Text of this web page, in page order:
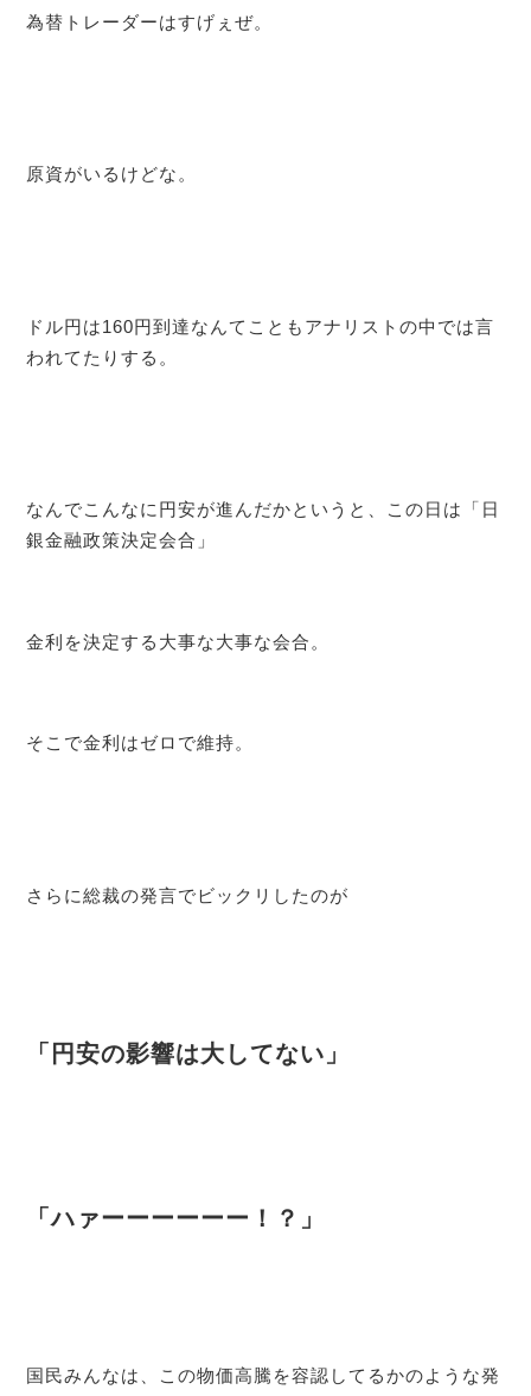
為替トレーダーはすげぇぜ。
原資がいるけどな。
ドル円は160円到達なんてこともアナリストの中では言
われてたりする。
なんでこんなに円安が進んだかというと、この日は「日
銀金融政策決定会合」
金利を決定する大事な大事な会合。
そこで金利はゼロで維持。
さらに総裁の発言でビックリしたのが
「円安の影響は大してない」
「ハァーーーーーー！？」
国民みんなは、この物価高騰を容認してるかのような発